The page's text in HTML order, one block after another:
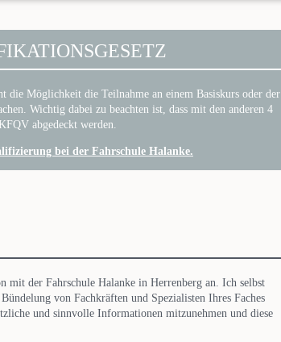
die Möglichkeit die Teilnahme an einem Basiskurs oder der
Wichtig dabei zu beachten ist, dass mit den anderen 4
abgedeckt werden.
bei der Fahrschule Halanke.
mit der Fahrschule Halanke in Herrenberg an. Ich selbst
von Fachkräften und Spezialisten Ihres Faches
und sinnvolle Informationen mitzunehmen und diese